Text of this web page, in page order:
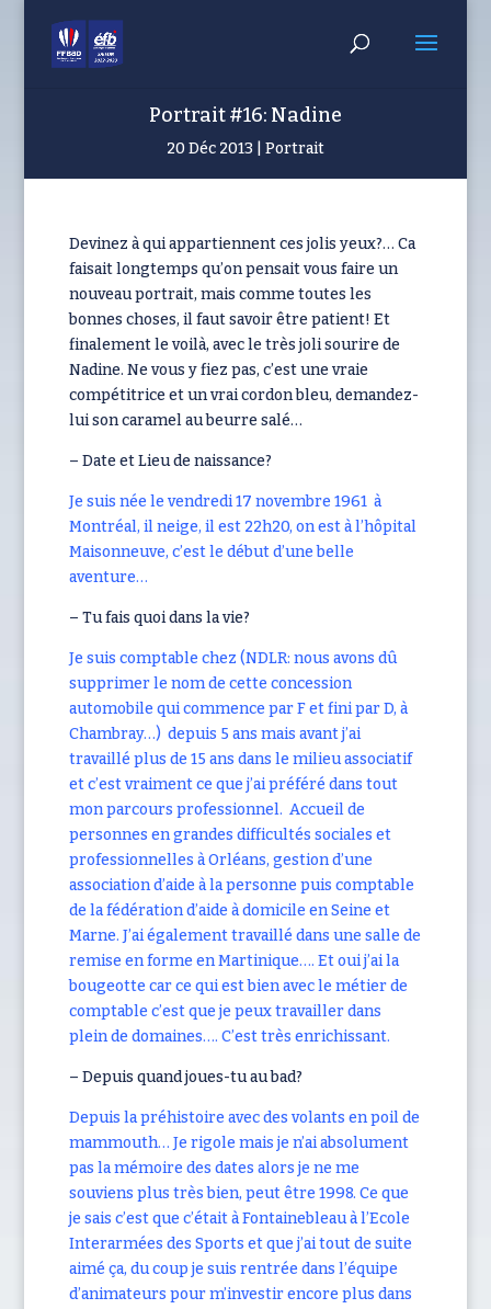
Portrait #16: Nadine
20 Déc 2013 Portrait
Devinez à qui appartiennent ces jolis yeux?… Ca
faisait longtemps qu’on pensait vous faire un
nouveau portrait, mais comme toutes les
bonnes choses, il faut savoir être patient! Et
finalement le voilà, avec le très joli sourire de
Nadine. Ne vous y fiez pas, c’est une vraie
compétitrice et un vrai cordon bleu, demandez-
lui son caramel au beurre salé…
– Date et Lieu de naissance?
Je suis née le vendredi 17 novembre 1961 à
Montréal, il neige, il est 22h20, on est à l’hôpital
Maisonneuve, c’est le début d’une belle
aventure…
– Tu fais quoi dans la vie?
Je suis comptable chez (NDLR: nous avons dû
supprimer le nom de cette concession
automobile qui commence par F et fini par D, à
Chambray…) depuis 5 ans mais avant j’ai
travaillé plus de 15 ans dans le milieu associatif
et c’est vraiment ce que j’ai préféré dans tout
mon parcours professionnel. Accueil de
personnes en grandes difficultés sociales et
professionnelles à Orléans, gestion d’une
association d’aide à la personne puis comptable
de la fédération d’aide à domicile en Seine et
Marne. J’ai également travaillé dans une salle de
remise en forme en Martinique…. Et oui j’ai la
bougeotte car ce qui est bien avec le métier de
comptable c’est que je peux travailler dans
plein de domaines…. C’est très enrichissant.
– Depuis quand joues-tu au bad?
Depuis la préhistoire avec des volants en poil de
mammouth… Je rigole mais je n’ai absolument
pas la mémoire des dates alors je ne me
souviens plus très bien, peut être 1998. Ce que
je sais c’est que c’était à Fontainebleau à l’Ecole
Interarmées des Sports et que j’ai tout de suite
aimé ça, du coup je suis rentrée dans l’équipe
d’animateurs pour m’investir encore plus dans